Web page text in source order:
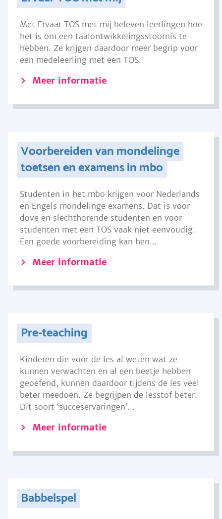
Met Ervaar TOS met mij beleven leerlingen hoe
het is om een taalontwikkelingsstoornis te
hebben. Ze krijgen daardoor meer begrip voor
een medeleerling met een TOS.
Meer informatie
Voorbereiden van mondelinge
toetsen en examens in mbo
Studenten in het mbo krijgen voor Nederlands
en Engels mondelinge examens. Dat is voor
dove en slechthorende studenten en voor
studenten met een TOS vaak niet eenvoudig.
Een goede voorbereiding kan hen...
Meer informatie
Pre-teaching
Kinderen die voor de les al weten wat ze
kunnen verwachten en al een beetje hebben
geoefend, kunnen daardoor tijdens de les veel
beter meedoen. Ze begrijpen de lesstof beter.
Dit soort ‘succeservaringen’...
Meer informatie
Babbelspel